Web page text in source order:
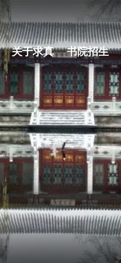
关于求真 书院招生